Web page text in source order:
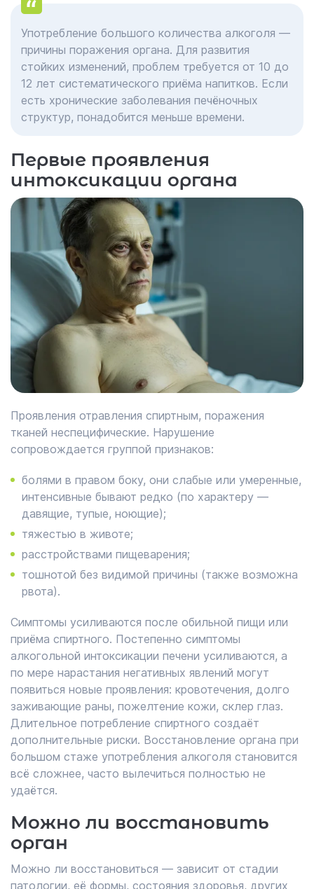
Употребление большого количества алкоголя —
причины поражения органа. Для развития
стойких изменений, проблем требуется от 10 до
12 лет систематического приёма напитков. Если
есть хронические заболевания печёночных
структур, понадобится меньше времени.
Первые проявления
интоксикации органа
Проявления отравления спиртным, поражения
тканей неспецифические. Нарушение
сопровождается группой признаков:
болями в правом боку, они слабые или умеренные,
интенсивные бывают редко (по характеру —
давящие, тупые, ноющие);
тяжестью в животе;
расстройствами пищеварения;
тошнотой без видимой причины (также возможна
рвота).
Симптомы усиливаются после обильной пищи или
приёма спиртного. Постепенно симптомы
алкогольной интоксикации печени усиливаются, а
по мере нарастания негативных явлений могут
появиться новые проявления: кровотечения, долго
заживающие раны, пожелтение кожи, склер глаз.
Длительное потребление спиртного создаёт
дополнительные риски. Восстановление органа при
большом стаже употребления алкоголя становится
всё сложнее, часто вылечиться полностью не
удаётся.
Можно ли восстановить
орган
Можно ли восстановиться — зависит от стадии
патологии, её формы, состояния здоровья, других